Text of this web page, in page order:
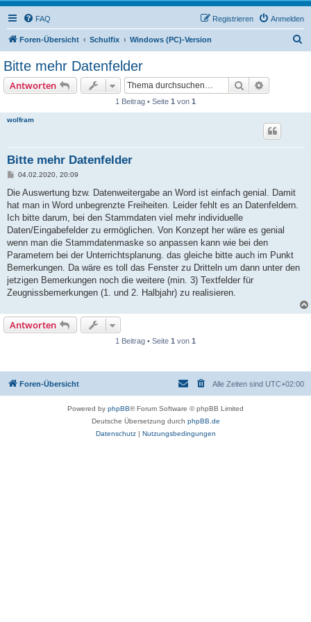
FAQ Anmelden
Registrieren
Foren-Übersicht Schulfix Windows (PC)-Version
Bitte mehr Datenfelder
Antworten Suche
1 Beitrag • Seite 1 von 1
wolfram
Bitte mehr Datenfelder
B
i
r
a
04.02.2020, 20:09
Die Auswertung bzw. Datenweitergabe an Word ist einfach genial. Damit
hat man in Word unbegrenzte Freiheiten. Leider fehlt es an Datenfeldern.
Ich bitte darum, bei den Stammdaten viel mehr individuelle
Daten/Eingabefelder zu ermöglichen. Von Konzept her wäre es genial
wenn man die Stammdatenmaske so anpassen kann wie bei den
Parametern bei der Unterrichtsplanung. das gleiche bitte auch im Punkt
Bemerkungen. Da wäre es toll das Fenster zu Dritteln um dann unter den
jetzigen Bemerkungen noch die weitere (min. 3) Textfelder für
Zeugnissbemerkungen (1. und 2. Halbjahr) zu realisieren.
Antworten
1 Beitrag • Seite 1 von 1
Foren-Übersicht Alle Zeiten sind UTC+02:00
Powered by phpBB® Forum Software © phpBB Limited
Deutsche Übersetzung durch phpBB.de
Datenschutz| Nutzungsbedingungen